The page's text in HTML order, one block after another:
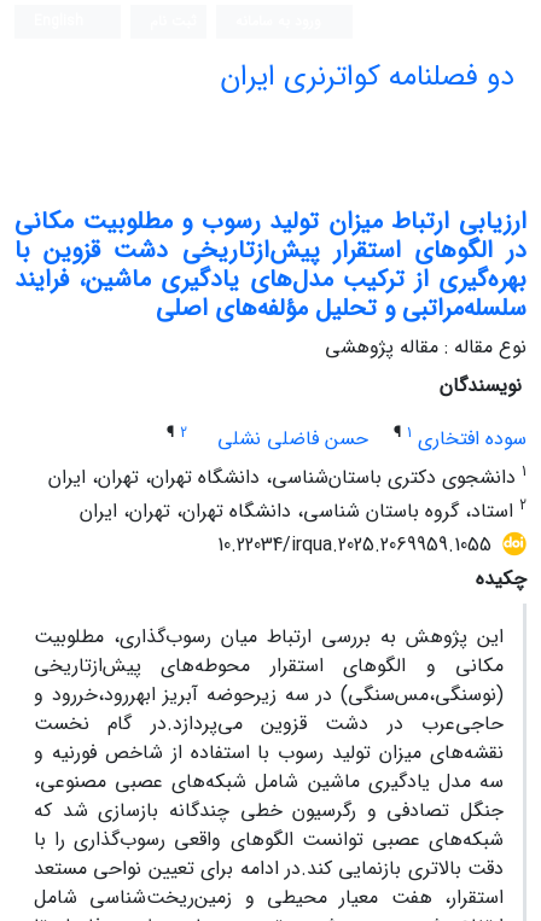
دو فصلنامه کواترنری ایران
ارزیابی ارتباط میزان تولید رسوب‌ و مطلوبیت مکانی
در الگوهای استقرار پیش‌ازتاریخی دشت قزوین با
بهره‌گیری از ترکیب مدل‌های یادگیری ماشین، فرایند
سلسله‌مراتبی و تحلیل مؤلفه‌های اصلی
نوع مقاله : مقاله پژوهشی
نویسندگان
سوده افتخاری 1
¶ حسن فاضلی نشلی 2
¶
1 دانشجوی دکتری باستان‌شناسی، دانشگاه تهران، تهران، ایران
2 استاد، گروه باستان شناسی، دانشگاه تهران، تهران، ایران
10.22034/irqua.2025.2069959.1055
چکیده
این پژوهش به بررسی ارتباط میان رسوب‌گذاری، مطلوبیت
مکانی و الگوهای استقرار محوطه‌های پیش‌ازتاریخی
(نوسنگی،مس‌سنگی) در سه زیرحوضه آبریز ابهررود،خررود و
حاجی‌عرب در دشت قزوین می‌پردازد.در گام نخست
نقشه‌های میزان تولید رسوب‌ با استفاده از شاخص فورنیه و
سه مدل یادگیری ماشین شامل شبکه‌های عصبی مصنوعی،
جنگل تصادفی و رگرسیون خطی چندگانه بازسازی شد که
شبکه‌های عصبی توانست الگوهای واقعی رسوب‌گذاری را با
دقت بالاتری بازنمایی کند.در ادامه برای تعیین نواحی مستعد
استقرار، هفت معیار محیطی و زمین‌ریخت‌شناسی شامل